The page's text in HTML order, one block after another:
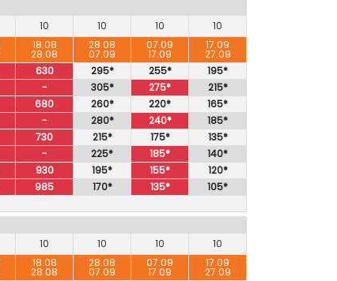
10 10 10
10
18.08
28.08
28.08
07.09
07.09
17.09
17.09
27.09
630 295* 255*
195*
- 305* 275*
215*
680 260* 220*
165*
- 280* 240*
185*
730 215* 175*
135*
- 225* 185*
140*
930 195* 155*
120*
985 170* 135*
105*
10 10 10
10
18.08
28.08
28.08
07.09
07.09
17.09
17.09
27.09